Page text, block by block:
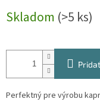
cena:
Skladom (>5 ks)
Perfektný pre výrobu